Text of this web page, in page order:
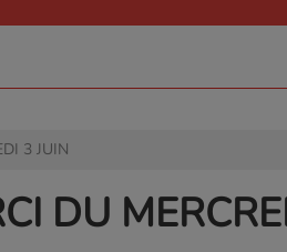
3 JUIN
DU